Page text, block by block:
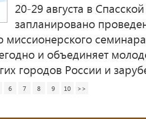
20-29 августа в
запланировано
и объединяет
городов России и
6 7 8 9 10 >>